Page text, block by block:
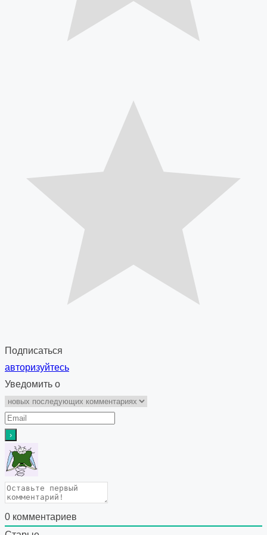
Подписаться
авторизуйтесь
Уведомить о
0 комментариев